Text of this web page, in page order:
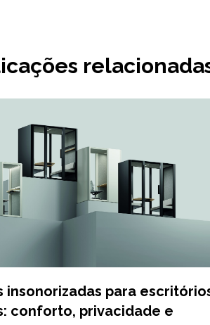
insonorizadas para
conforto, privacidade e